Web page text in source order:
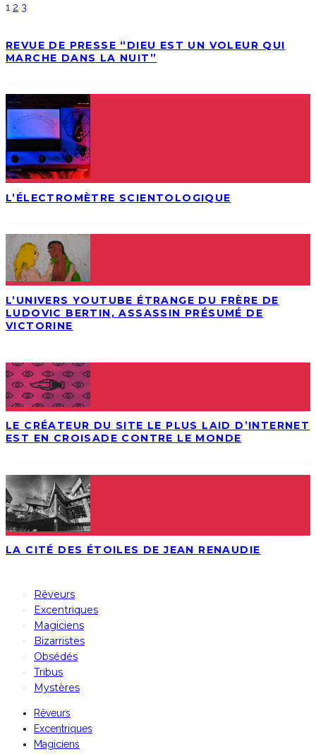
1 2 3
REVUE DE PRESSE “DIEU EST UN VOLEUR QUI
MARCHE DANS LA NUIT”
L’ÉLECTROMÈTRE SCIENTOLOGIQUE
L’UNIVERS YOUTUBE ÉTRANGE DU FRÈRE DE
LUDOVIC BERTIN, ASSASSIN PRÉSUMÉ DE
VICTORINE
LE CRÉATEUR DU SITE LE PLUS LAID D’INTERNET
EST EN CROISADE CONTRE LE MONDE
LA CITÉ DES ÉTOILES DE JEAN RENAUDIE
Rêveurs
Excentriques
Magiciens
Bizarristes
Obsédés
Tribus
Mystères
Rêveurs
Excentriques
Magiciens